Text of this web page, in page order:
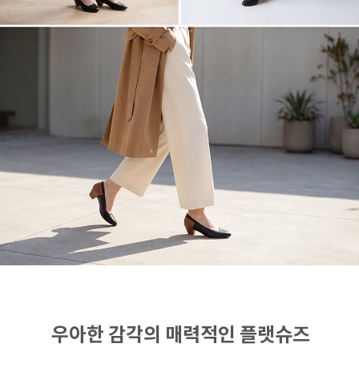
우아한 감각의 매력적인 플랫슈즈